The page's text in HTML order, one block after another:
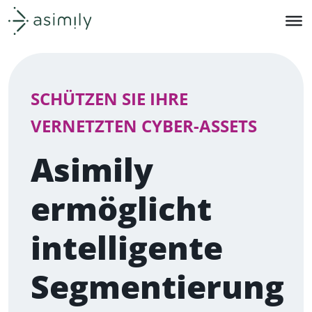
SCHÜTZEN SIE IHRE
VERNETZTEN CYBER-ASSETS
Asimily
ermöglicht
intelligente
Segmentierung